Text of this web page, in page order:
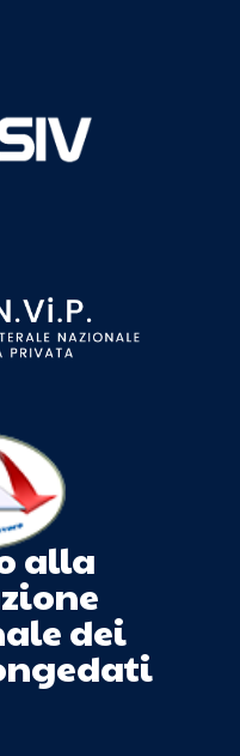
alla
dei